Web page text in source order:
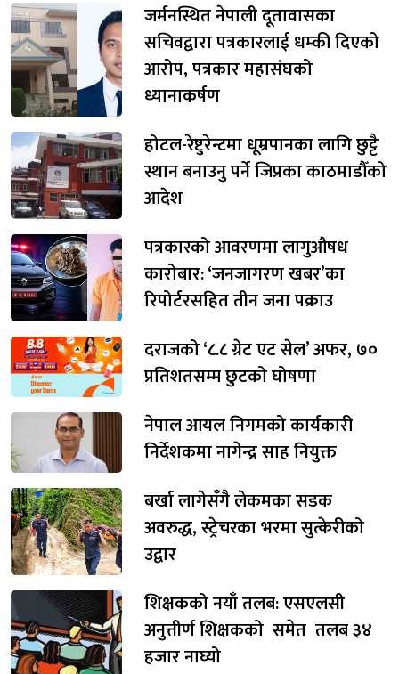
जर्मनस्थित नेपाली दूतावासका
सचिवद्वारा पत्रकारलाई धम्की दिएको
आरोप, पत्रकार महासंघको
ध्यानाकर्षण
होटल-रेष्टुरेन्टमा धूम्रपानका लागि छुट्टै
स्थान बनाउनु पर्ने जिप्रका काठमाडौँको
आदेश
पत्रकारको आवरणमा लागुऔषध
कारोबार: ‘जनजागरण खबर’का
रिपोर्टरसहित तीन जना पक्राउ
दराजको ‘८.८ ग्रेट एट सेल’ अफर, ७०
प्रतिशतसम्म छुटको घोषणा
नेपाल आयल निगमको कार्यकारी
निर्देशकमा नागेन्द्र साह नियुक्त
बर्खा लागेसँगै लेकमका सडक
अवरुद्ध, स्ट्रेचरका भरमा सुत्केरीको
उद्वार
शिक्षकको नयाँ तलब: एसएलसी
अनुत्तीर्ण शिक्षकको समेत तलब ३४
हजार नाघ्यो